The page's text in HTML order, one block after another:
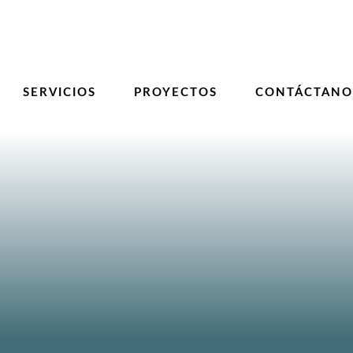
SERVICIOS PROYECTOS